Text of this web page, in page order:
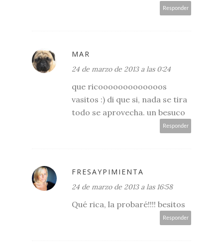
Responder
MAR
24 de marzo de 2013 a las 0:24
que ricooooooooooooos
vasitos :) di que si, nada se tira
todo se aprovecha. un besuco
Responder
FRESAYPIMIENTA
24 de marzo de 2013 a las 16:58
Qué rica, la probaré!!!! besitos
Responder